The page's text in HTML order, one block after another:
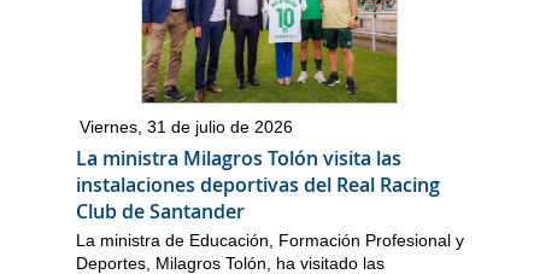
Viernes, 31 de julio de 2026
La ministra Milagros Tolón visita las
instalaciones deportivas del Real Racing
Club de Santander
La ministra de Educación, Formación Profesional y
Deportes, Milagros Tolón, ha visitado las